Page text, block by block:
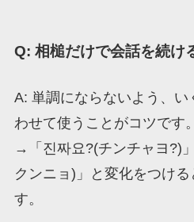
Q: 相槌だけで会話を続け
A: 単調にならないよう、い
わせて使うことがコツです
→「진짜요?(チンチャヨ?)
クンニョ)」と変化をつけ
す。